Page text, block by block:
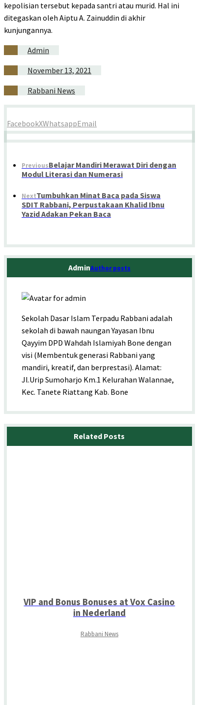
kepolisian tersebut kepada santri atau murid. Hal ini
ditegaskan oleh Aiptu A. Zainuddin di akhir
kunjungannya.
Admin
November 13, 2021
Rabbani News
FacebookXWhatsappEmail
PreviousBelajar Mandiri Merawat Diri dengan
Modul Literasi dan Numerasi
NextTumbuhkan Minat Baca pada Siswa
SDIT Rabbani, Perpustakaan Khalid Ibnu
Yazid Adakan Pekan Baca
AdminAuthor posts
Sekolah Dasar Islam Terpadu Rabbani adalah
sekolah di bawah naungan Yayasan Ibnu
Qayyim DPD Wahdah Islamiyah Bone dengan
visi (Membentuk generasi Rabbani yang
mandiri, kreatif, dan berprestasi). Alamat:
Jl.Urip Sumoharjo Km.1 Kelurahan Walannae,
Kec. Tanete Riattang Kab. Bone
Related Posts
VIP and Bonus Bonuses at Vox Casino
in Nederland
Rabbani News